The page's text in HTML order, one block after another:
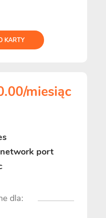
KARTY
miesiąc
port
dla: